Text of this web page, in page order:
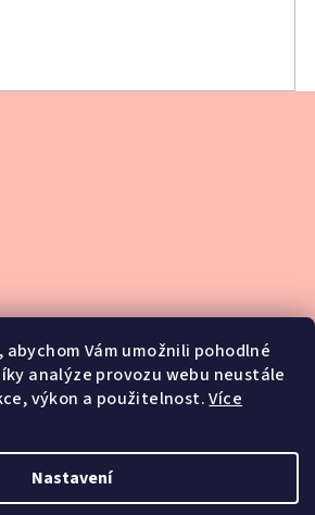
abychom Vám umožnili pohodlné
analýze provozu webu neustále
výkon a použitelnost.Více
Nastavení
údajů